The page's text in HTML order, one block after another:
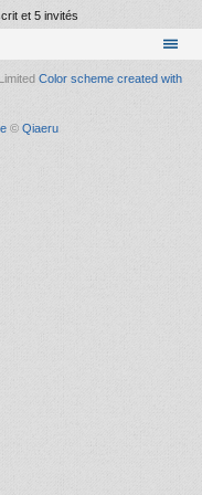
et 5 invités
Color scheme created with
© Qiaeru